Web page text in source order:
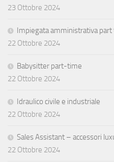
23 Ottobre 2024
Impiegata amministrativa part
22 Ottobre 2024
Babysitter part-time
22 Ottobre 2024
Idraulico civile e industriale
22 Ottobre 2024
Sales Assistant – accessori
22 Ottobre 2024